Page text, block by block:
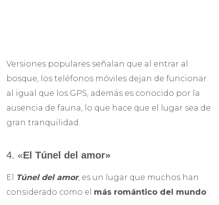
Versiones populares señalan que al entrar al
bosque, los teléfonos móviles dejan de funcionar
al igual que los GPS, además es conocido por la
ausencia de fauna, lo que hace que el lugar sea de
gran tranquilidad.
4. «El Túnel del amor»
El Túnel del amor, es un lugar que muchos han
considerado como el más romántico del mundo.